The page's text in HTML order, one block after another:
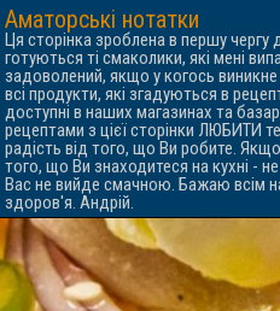
Аматорські нотатки
Ця сторінка зроблена в першу
готуються ті смаколики, які мені
задоволений, якщо у когось
всі продукти, які згадуються в
доступні в наших магазинах та
рецептами з цієї сторінки ЛЮБИТИ
радість від того, що Ви робите.
того, що Ви знаходитеся на кухні -
Вас не вийде смачною. Бажаю всім
здоров'я. Андрій.